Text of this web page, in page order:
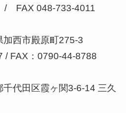
/ FAX 048-733-4011
西市殿原町275-3
/ FAX：0790-44-8788
代田区霞ヶ関3-6-14 三久